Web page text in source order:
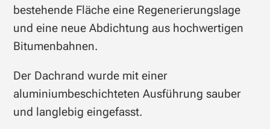
bestehende Fläche eine Regenerierungslage
und eine neue Abdichtung aus hochwertigen
Bitumenbahnen.
Der Dachrand wurde mit einer
aluminiumbeschichteten Ausführung sauber
und langlebig eingefasst.